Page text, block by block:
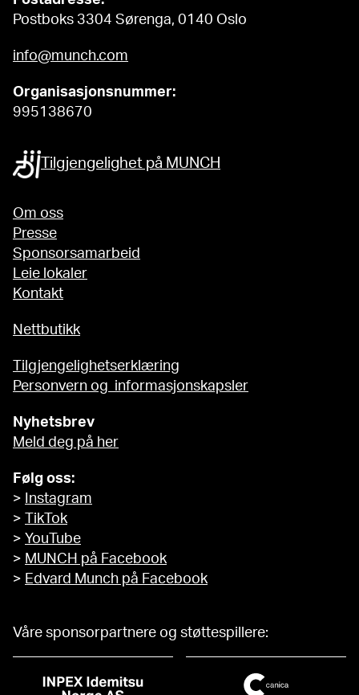
Postboks 3304 Sørenga, 0140 Oslo
info@munch.com
Organisasjonsnummer:
995138670
Tilgjengelighet på MUNCH
Om oss
Presse
Sponsorsamarbeid
Leie lokaler
Kontakt
Nettbutikk
Tilgjengelighetserklæring
Personvern og informasjonskapsler
Nyhetsbrev
Meld deg på her
Følg oss:
>
Instagram
>
TikTok
> YouTube
> MUNCH på Facebook
> Edvard Munch på Facebook
Våre sponsorpartnere og støttespillere: